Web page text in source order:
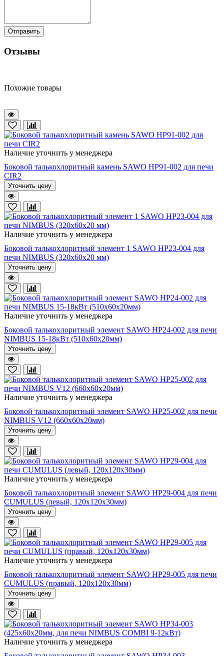
Отправить
Отзывы
Похожие товары
Наличие уточнить у менеджера
Боковой талькохлоритный камень SAWO HP91-002 для печи
CIR2
Уточнить цену
Наличие уточнить у менеджера
Боковой талькохлоритный элемент 1 SAWO HP23-004 для
печи NIMBUS (320х60х20 мм)
Уточнить цену
Наличие уточнить у менеджера
Боковой талькохлоритный элемент SAWO HP24-002 для печи
NIMBUS 15-18кВт (510х60х20мм)
Уточнить цену
Наличие уточнить у менеджера
Боковой талькохлоритный элемент SAWO HP25-002 для печи
NIMBUS V12 (660х60х20мм)
Уточнить цену
Наличие уточнить у менеджера
Боковой талькохлоритный элемент SAWO HP29-004 для печи
CUMULUS (левый, 120х120х30мм)
Уточнить цену
Наличие уточнить у менеджера
Боковой талькохлоритный элемент SAWO HP29-005 для печи
CUMULUS (правый, 120х120х30мм)
Уточнить цену
Наличие уточнить у менеджера